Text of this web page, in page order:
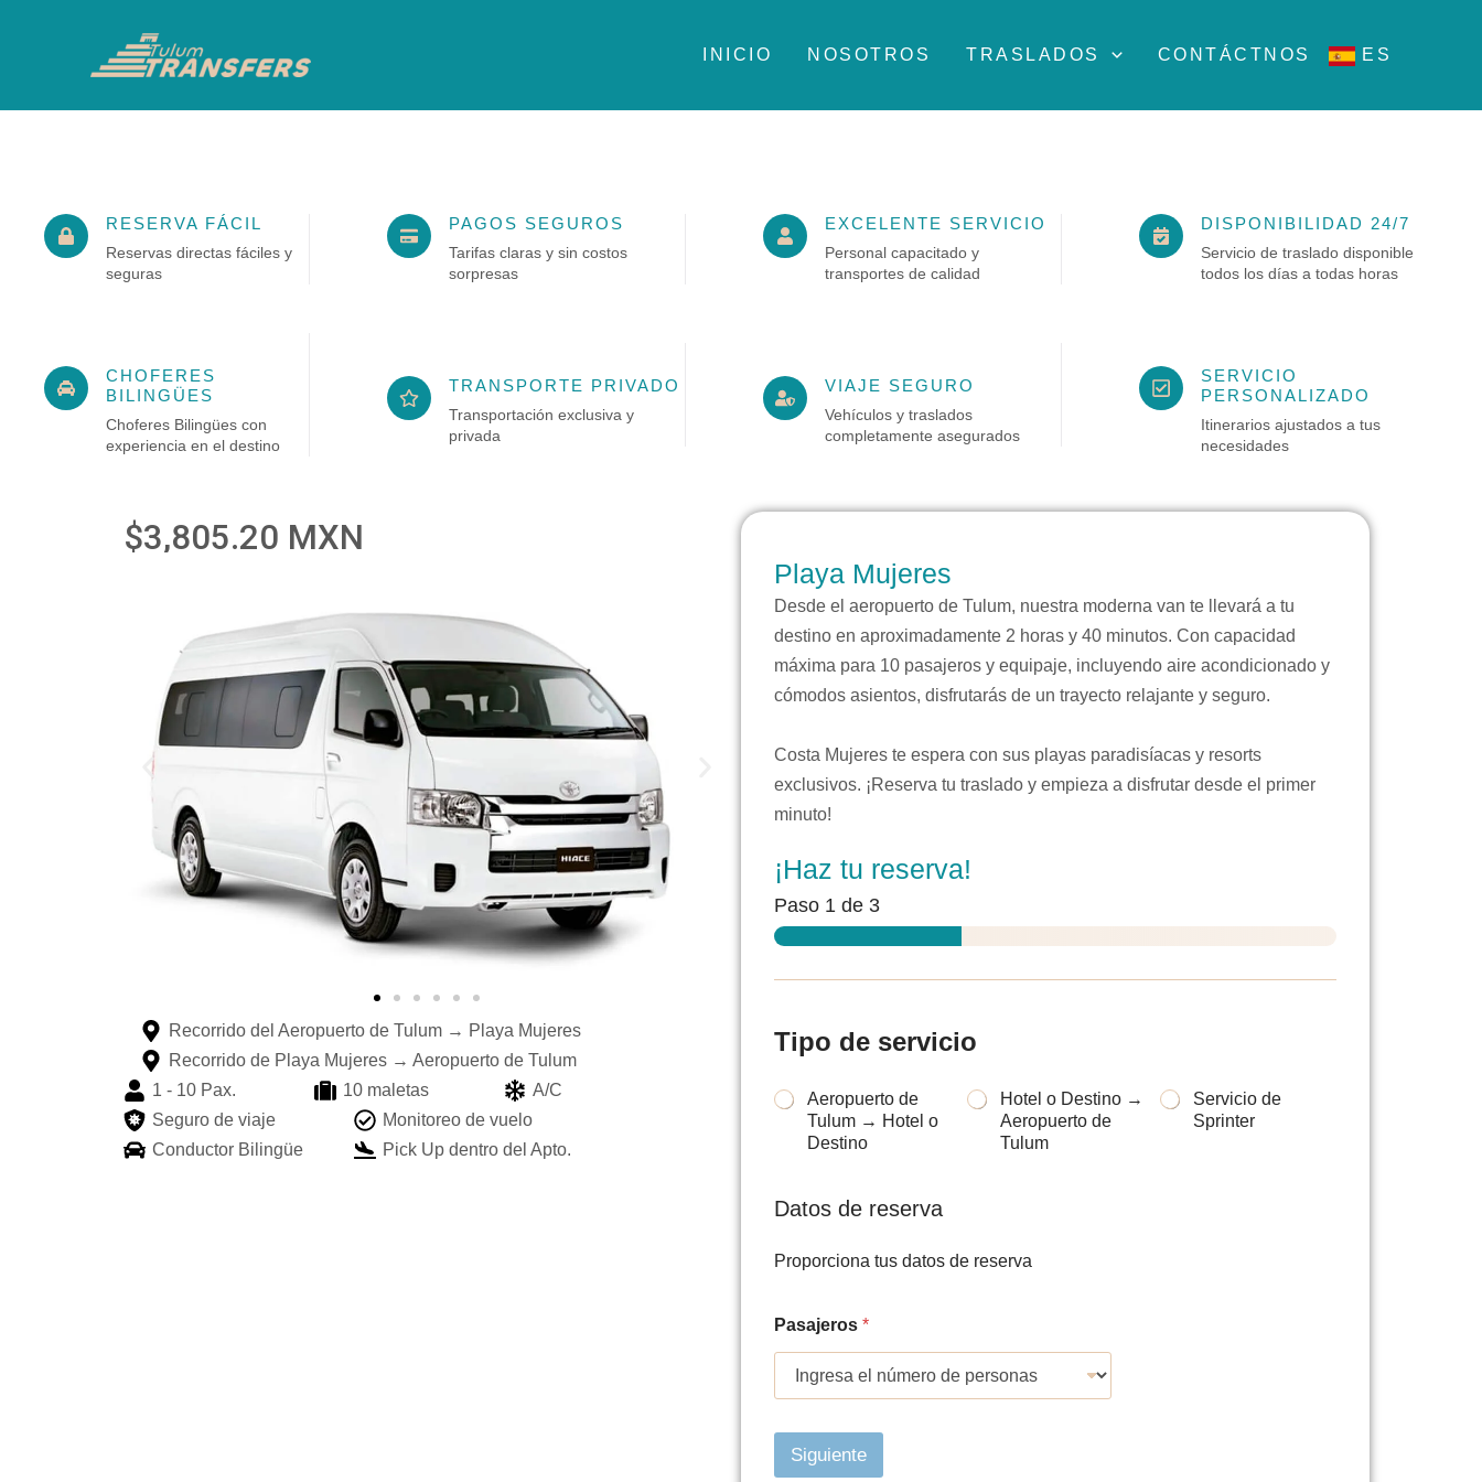
INICIO NOSOTROS TRASLADOS CONTÁCTNOS ES
RESERVA FÁCIL
Reservas directas fáciles y
seguras
PAGOS SEGUROS
Tarifas claras y sin costos
sorpresas
EXCELENTE SERVICIO
Personal capacitado y
transportes de calidad
DISPONIBILIDAD 24/7
Servicio de traslado disponible
todos los días a todas horas
CHOFERES
BILINGÜES
Choferes Bilingües con
experiencia en el destino
TRANSPORTE PRIVADO
Transportación exclusiva y
privada
VIAJE SEGURO
Vehículos y traslados
completamente asegurados
SERVICIO
PERSONALIZADO
Itinerarios ajustados a tus
necesidades
$3,805.20 MXN
Recorrido del Aeropuerto de Tulum → Playa Mujeres
Recorrido de Playa Mujeres → Aeropuerto de Tulum
1 - 10 Pax.
10 maletas
A/C
Seguro de viaje
Monitoreo de vuelo
Conductor Bilingüe
Pick Up dentro del Apto.
Playa Mujeres
Desde el aeropuerto de Tulum, nuestra moderna van te llevará a tu
destino en aproximadamente 2 horas y 40 minutos. Con capacidad
máxima para 10 pasajeros y equipaje, incluyendo aire acondicionado y
cómodos asientos, disfrutarás de un trayecto relajante y seguro.
Costa Mujeres te espera con sus playas paradisíacas y resorts
exclusivos. ¡Reserva tu traslado y empieza a disfrutar desde el primer
minuto!
¡Haz tu reserva!
Paso 1 de 3
Tipo de servicio
T
e
r
c
i
Aeropuerto de
Tulum → Hotel o
Destino
Hotel o Destino →
Aeropuerto de
Tulum
Servicio de
Sprinter
Datos de reserva
Proporciona tus datos de reserva
p
r
e
s
Pasajeros *
Siguiente